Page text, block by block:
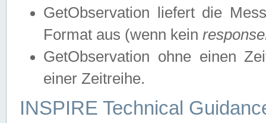
GetObservation liefert die
Format aus (wenn kein
GetObservation ohne einen
einer Zeitreihe.
INSPIRE Technical